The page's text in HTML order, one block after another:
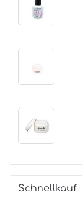
Schnellkauf